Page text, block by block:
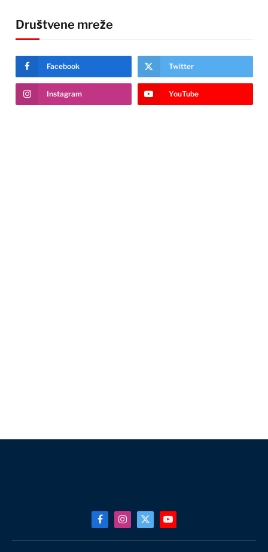
Društvene mreže
Facebook Twitter
Instagram YouTube
FacebookInstagram
X
(Twitter)
YouTube